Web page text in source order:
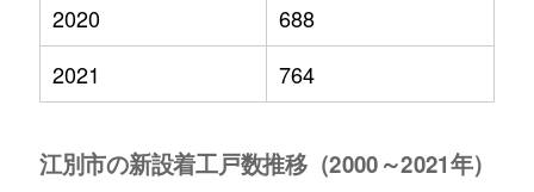
2020
688
2021
764